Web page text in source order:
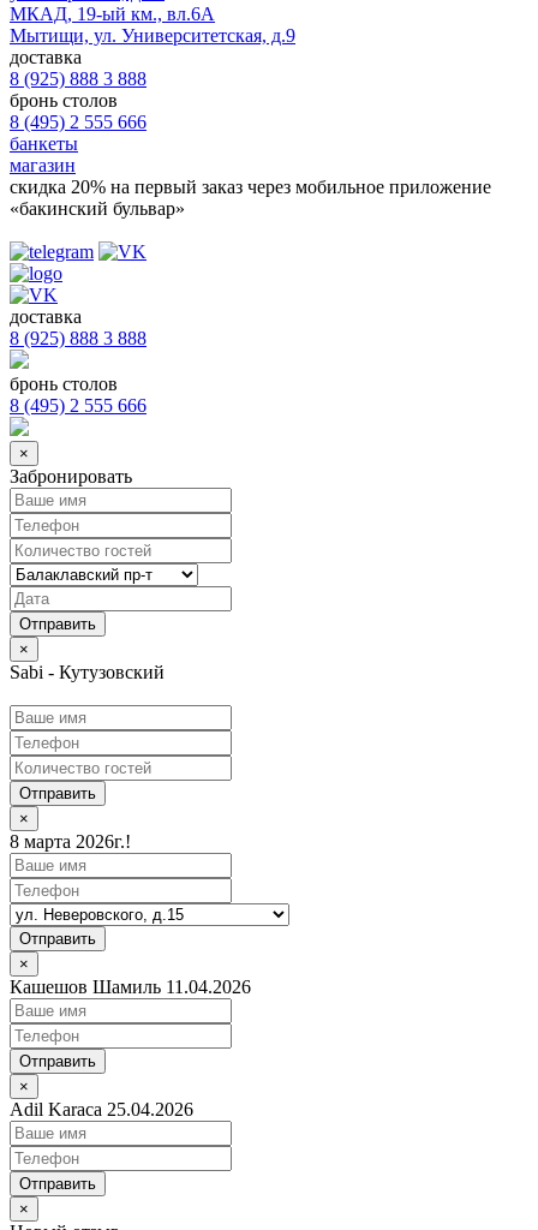
МКАД, 19-ый км., вл.6А
Мытищи, ул. Университетская, д.9
доставка
8 (925) 888 3 888
бронь столов
8 (495) 2 555 666
банкеты
магазин
скидка 20% на первый заказ через мобильное приложение
«бакинский бульвар»
доставка
8 (925) 888 3 888
бронь столов
8 (495) 2 555 666
×
Забронировать
×
Sabi - Кутузовский
Отправить
×
8 марта 2026г.!
Отправить
×
Кашешов Шамиль 11.04.2026
Отправить
×
Adil Karaca 25.04.2026
Отправить
×